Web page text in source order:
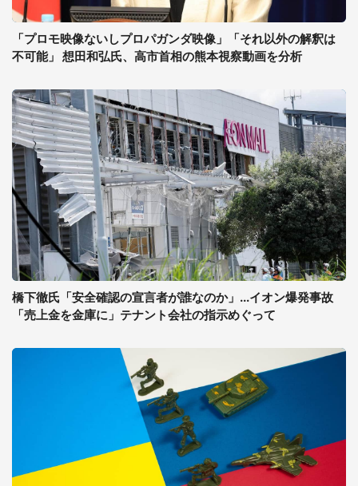
「プロモ映像ないしプロパガンダ映像」「それ以外の解釈は
不可能」 想田和弘氏、高市首相の熊本視察動画を分析
橋下徹氏「安全確認の宣言者が誰なのか」...イオン爆発事故
「売上金を金庫に」テナント会社の指示めぐって